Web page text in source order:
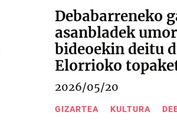
Debabarreneko
asanbladek
bideoekin deitu
Elorrioko
2026/05/20
GIZARTEA KULTURA